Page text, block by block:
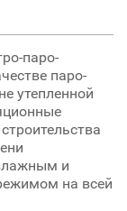
паро-
паро-
утепленной
и
на всей